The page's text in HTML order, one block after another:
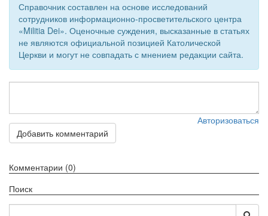
Справочник составлен на основе исследований
сотрудников информационно-просветительского центра
«Militia Dei». Оценочные суждения, высказанные в статьях
не являются официальной позицией Католической
Церкви и могут не совпадать с мнением редакции сайта.
Авторизоваться
Добавить комментарий
Комментарии (0)
Поиск